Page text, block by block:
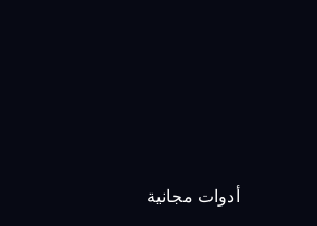
أدوات مجانية